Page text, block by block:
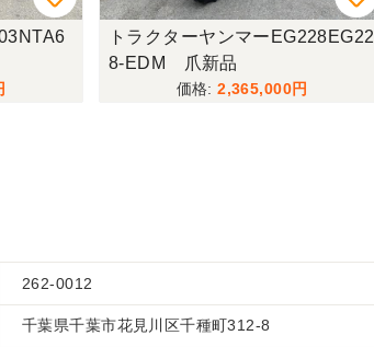
トラクターヤンマーEG228EG22
8-EDM 爪新品
2,365,000
262-0012
千葉県千葉市花見川区千種町312-8